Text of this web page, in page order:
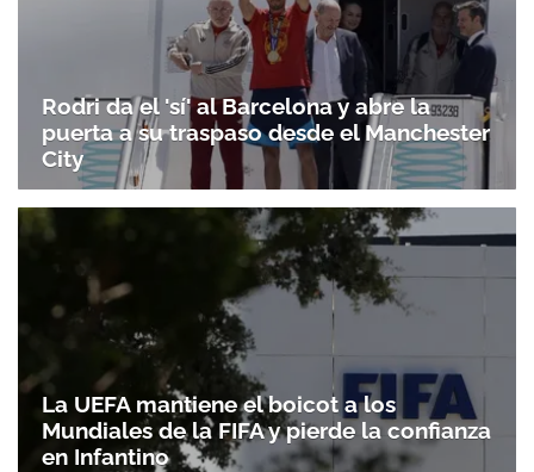
Rodri da el 'sí' al Barcelona y abre la
puerta a su traspaso desde el Manchester
City
La UEFA mantiene el boicot a los
Mundiales de la FIFA y pierde la confianza
en Infantino